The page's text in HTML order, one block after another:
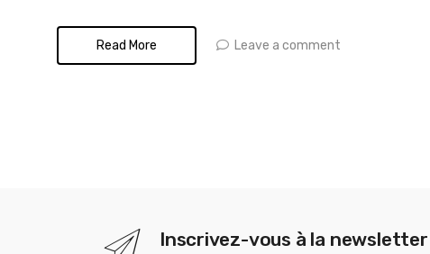
Read More Leave a comment
Inscrivez-vous à la newsletter